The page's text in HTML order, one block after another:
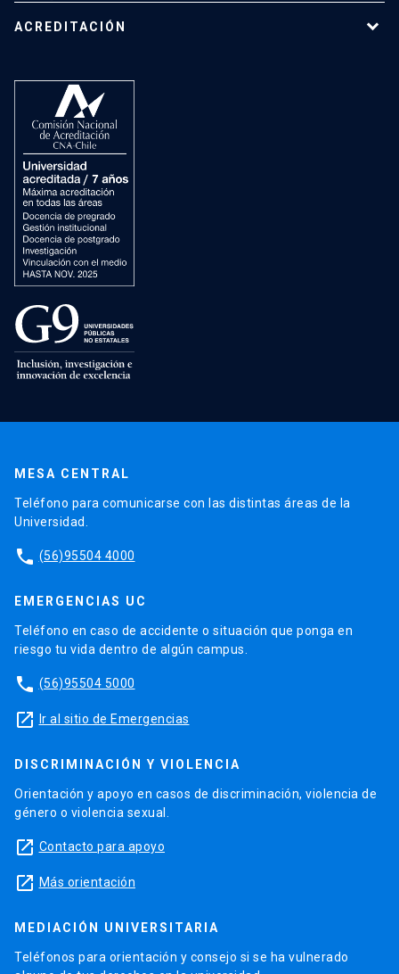
ACREDITACIÓN
MESA CENTRAL
Teléfono para comunicarse con las distintas áreas de la
Universidad.
phone (56)95504 4000
EMERGENCIAS UC
Teléfono en caso de accidente o situación que ponga en
riesgo tu vida dentro de algún campus.
phone (56)95504 5000
launch Ir al sitio de Emergencias
DISCRIMINACIÓN Y VIOLENCIA
Orientación y apoyo en casos de discriminación, violencia de
género o violencia sexual.
launch Contacto para apoyo
launch Más orientación
MEDIACIÓN UNIVERSITARIA
Teléfonos para orientación y consejo si se ha vulnerado